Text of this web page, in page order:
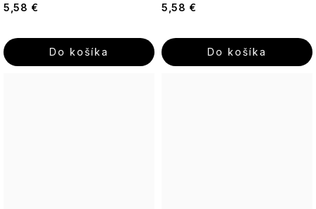
5,58 €
Do košíka
5,58 €
Do košíka